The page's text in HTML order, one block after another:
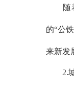
随
的“公
来新发
2.城